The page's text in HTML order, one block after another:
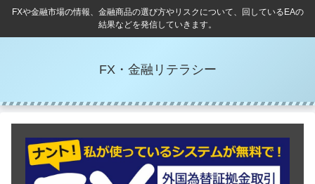
FXや金融市場の情報、金融商品の選び方やリスクについて、回しているEAの
結果などを発信していきます。
FX・金融リテラシー